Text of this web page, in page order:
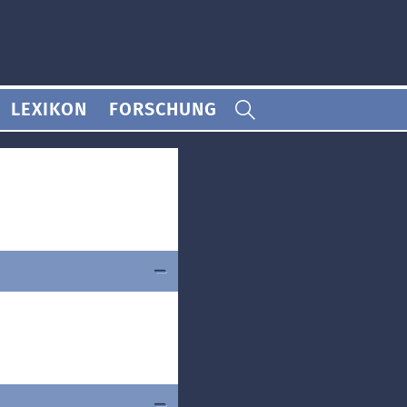
LEXIKON FORSCHUNG